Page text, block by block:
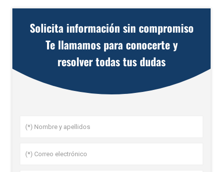
Solicita información sin compromiso
Te llamamos para conocerte y
resolver todas tus dudas